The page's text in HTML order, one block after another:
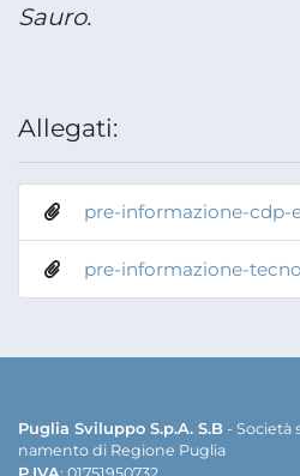
Sauro.
Allegati:
pre-informazione-cdp-
pre-informazione-
Puglia Sviluppo S.p.A. S.B - Società
namento di Regione Puglia